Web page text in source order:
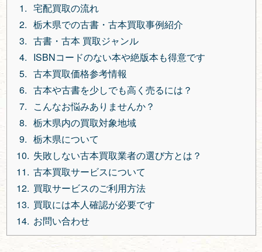
宅配買取の流れ
栃木県での古書・古本買取事例紹介
古書・古本 買取ジャンル
ISBNコードのない本や絶版本も得意です
古本買取価格参考情報
古本や古書を少しでも高く売るには？
こんなお悩みありませんか？
栃木県内の買取対象地域
栃木県について
失敗しない古本買取業者の選び方とは？
古本買取サービスについて
買取サービスのご利用方法
買取には本人確認が必要です
お問い合わせ